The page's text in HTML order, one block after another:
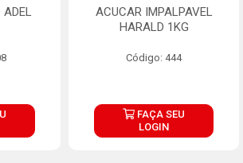
ADEL
ACUCAR IMPALPAVEL
HARALD 1KG
Código: 444
FAÇA SEU
LOGIN